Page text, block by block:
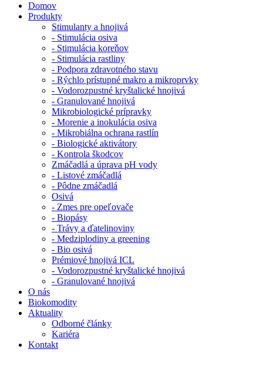
Domov
Produkty
Stimulanty a hnojivá
- Stimulácia osiva
- Stimulácia koreňov
- Stimulácia rastliny
- Podpora zdravotného stavu
- Rýchlo prístupné makro a mikroprvky
- Vodorozpustné kryštalické hnojivá
- Granulované hnojivá
Mikrobiologické prípravky
- Morenie a inokulácia osiva
- Mikrobiálna ochrana rastlín
- Biologické aktivátory
- Kontrola škodcov
Zmáčadlá a úprava pH vody
- Listové zmáčadlá
- Pôdne zmáčadlá
Osivá
- Zmes pre opeľovače
- Biopásy
- Trávy a ďatelinoviny
- Medziplodiny a greening
- Bio osivá
Prémiové hnojivá ICL
- Vodorozpustné kryštalické hnojivá
- Granulované hnojivá
O nás
Biokomodity
Aktuality
Odborné články
Kariéra
Kontakt